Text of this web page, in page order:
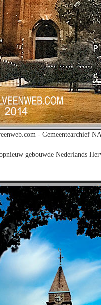
- Gemeentearchief
gebouwde Nederlands